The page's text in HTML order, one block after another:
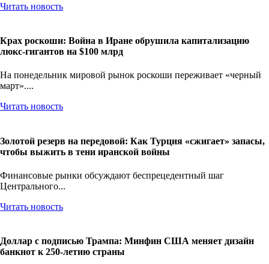
Читать новость
Крах роскоши: Война в Иране обрушила капитализацию
люкс-гигантов на $100 млрд
На понедельник мировой рынок роскоши переживает «черный
март»....
Читать новость
Золотой резерв на передовой: Как Турция «сжигает» запасы,
чтобы выжить в тени иранской войны
Финансовые рынки обсуждают беспрецедентный шаг
Центрального...
Читать новость
Доллар с подписью Трампа: Минфин США меняет дизайн
банкнот к 250-летию страны